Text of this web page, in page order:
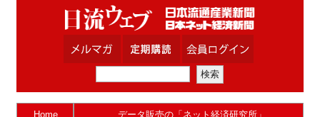
Home データ販売の「ネット経済研究所」